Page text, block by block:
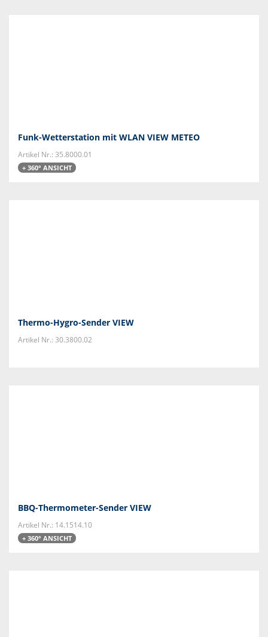
Funk-Wetterstation mit WLAN VIEW METEO
Artikel Nr.: 35.8000.01
+ 360° ANSICHT
Thermo-Hygro-Sender VIEW
Artikel Nr.: 30.3800.02
BBQ-Thermometer-Sender VIEW
Artikel Nr.: 14.1514.10
+ 360° ANSICHT